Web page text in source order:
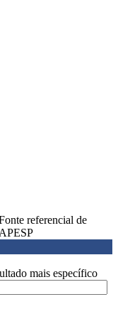
referencial de
mais específico